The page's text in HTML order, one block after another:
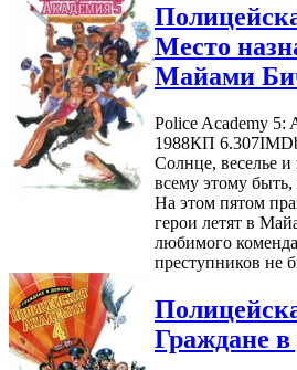
Место
Майами
Police Academy 5:
1988КП 6.307
Солнце, веселье
всему этому
На этом пятом
герои летят в
любимого
преступников не
Граждане в